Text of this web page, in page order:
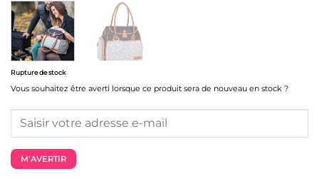
Rupture de stock
Vous souhaitez être averti lorsque ce produit sera de nouveau en stock ?
M’AVERTIR